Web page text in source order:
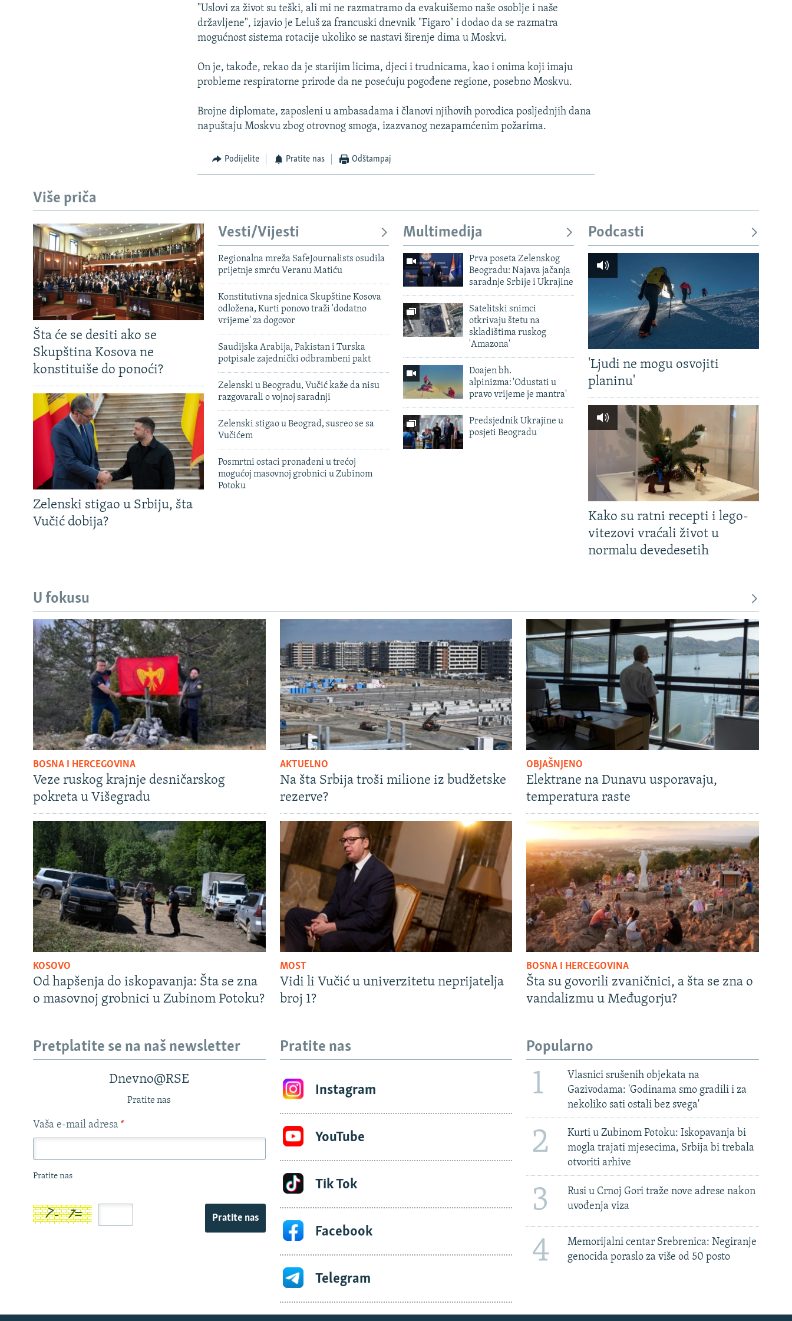
TRI DECENIJE OD RATA U BIH
SVE KARTE DEJTONA
NASTANAK I RASPAD JUGOSLAVIJE
"Uslovi za život su teški, ali mi ne razmatramo da evakuišemo naše osoblje i naše
državljene", izjavio je Leluš za francuski dnevnik "Figaro" i dodao da se razmatra
mogućnost sistema rotacije ukoliko se nastavi širenje dima u Moskvi.
On je, takođe, rekao da je starijim licima, djeci i trudnicama, kao i onima koji imaju
probleme respiratorne prirode da ne posećuju pogođene regione, posebno Moskvu.
Brojne diplomate, zaposleni u ambasadama i članovi njihovih porodica posljednjih dana
napuštaju Moskvu zbog otrovnog smoga, izazvanog nezapamćenim požarima.
Podijelite Pratite nas Odštampaj
Više priča
Šta će se desiti ako se
Skupština Kosova ne
konstituiše do ponoći?
Zelenski stigao u Srbiju, šta
Vučić dobija?
Vesti/Vijesti
Regionalna mreža SafeJournalists osudila
prijetnje smrću Veranu Matiću
Konstitutivna sjednica Skupštine Kosova
odložena, Kurti ponovo traži 'dodatno
vrijeme' za dogovor
Saudijska Arabija, Pakistan i Turska
potpisale zajednički odbrambeni pakt
Zelenski u Beogradu, Vučić kaže da nisu
razgovarali o vojnoj saradnji
Zelenski stigao u Beograd, susreo se sa
Vučićem
Posmrtni ostaci pronađeni u trećoj
mogućoj masovnoj grobnici u Zubinom
Potoku
Multimedija
Prva poseta Zelenskog
Beogradu: Najava jačanja
saradnje Srbije i Ukrajine
Satelitski snimci
otkrivaju štetu na
skladištima ruskog
'Amazona'
Doajen bh.
alpinizma: 'Odustati u
pravo vrijeme je mantra'
Predsjednik Ukrajine u
posjeti Beogradu
Podcasti
'Ljudi ne mogu osvojiti
planinu'
Kako su ratni recepti i lego-
vitezovi vraćali život u
normalu devedesetih
U fokusu
BOSNA I HERCEGOVINA
Veze ruskog krajnje desničarskog
pokreta u Višegradu
AKTUELNO
Na šta Srbija troši milione iz budžetske
rezerve?
OBJAŠNJENO
Elektrane na Dunavu usporavaju,
temperatura raste
KOSOVO
Od hapšenja do iskopavanja: Šta se zna
o masovnoj grobnici u Zubinom Potoku?
MOST
Vidi li Vučić u univerzitetu neprijatelja
broj 1?
BOSNA I HERCEGOVINA
Šta su govorili zvaničnici, a šta se zna o
vandalizmu u Međugorju?
Pretplatite se na naš newsletter
Dnevno@RSE
Pratite nas
Vaša e-mail adresa *
Pratite nas
Pratite nas
Pratite nas
Instagram
YouTube
Tik Tok
Facebook
Telegram
Popularno
1
Vlasnici srušenih objekata na
Gazivodama: 'Godinama smo gradili i za
nekoliko sati ostali bez svega'
2
Kurti u Zubinom Potoku: Iskopavanja bi
mogla trajati mjesecima, Srbija bi trebala
otvoriti arhive
3
Rusi u Crnoj Gori traže nove adrese nakon
uvođenja viza
4
Memorijalni centar Srebrenica: Negiranje
genocida poraslo za više od 50 posto